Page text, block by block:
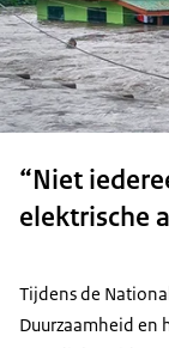
“Niet
elektrische
Tijdens de
Duurzaamheid en